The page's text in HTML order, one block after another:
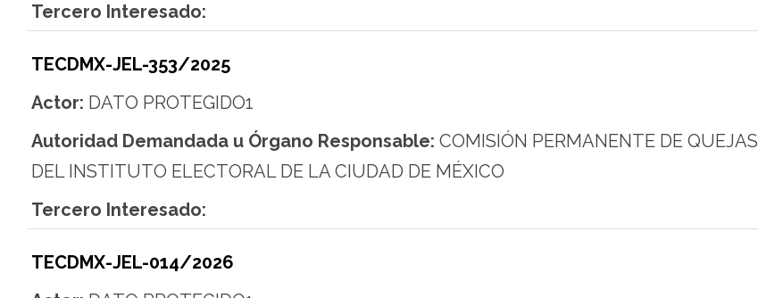
Tercero Interesado:
TECDMX-JEL-353/2025
Actor: DATO PROTEGIDO1
Autoridad Demandada u Órgano Responsable: COMISIÓN PERMANENTE DE QUEJAS
DEL INSTITUTO ELECTORAL DE LA CIUDAD DE MÉXICO
Tercero Interesado:
TECDMX-JEL-014/2026